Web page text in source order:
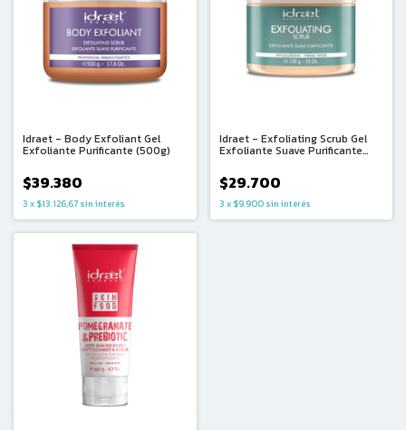
Idraet - Body Exfoliant Gel
Exfoliante Purificante (500g)
$39.380
3 x $13.126,67 sin interés
Idraet - Exfoliating Scrub Gel
Exfoliante Suave Purificante
$29.700
3 x $9.900 sin interés